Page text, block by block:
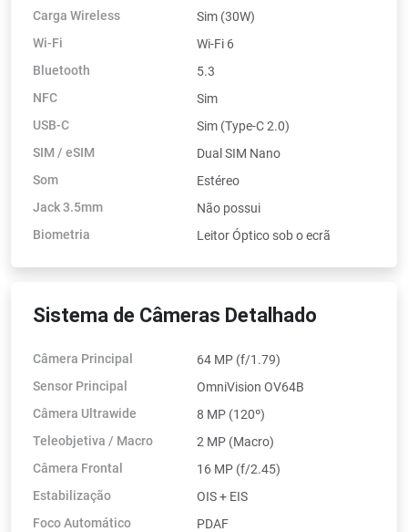
Carga Wireless
Sim (30W)
Wi-Fi
Wi-Fi 6
Bluetooth
5.3
NFC
Sim
USB-C
Sim (Type-C 2.0)
SIM / eSIM
Dual SIM Nano
Som
Estéreo
Jack 3.5mm
Não possui
Biometria
Leitor Óptico sob o ecrã
Sistema de Câmeras Detalhado
Câmera Principal
64 MP (f/1.79)
Sensor Principal
OmniVision OV64B
Câmera Ultrawide
8 MP (120º)
Teleobjetiva / Macro
2 MP (Macro)
Câmera Frontal
16 MP (f/2.45)
Estabilização
OIS + EIS
Foco Automático
PDAF